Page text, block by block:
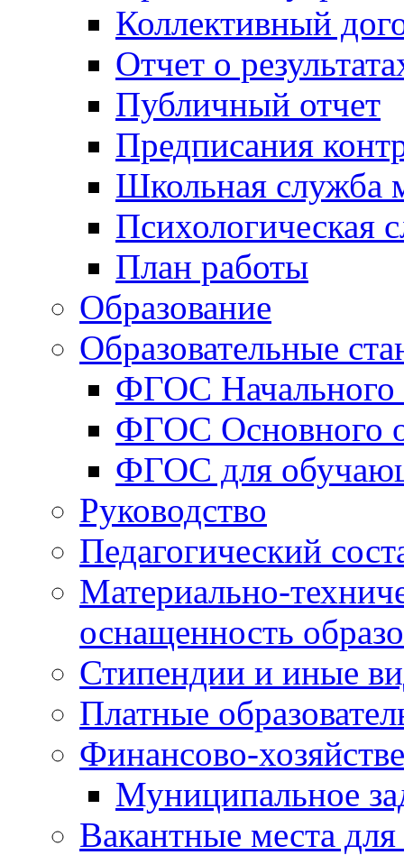
Коллективный
Отчет о
Публичный отчет
Предписания
Школьная служба
Психологическая
План работы
Образование
Образовательные
ФГОС Начального
ФГОС Основного
ФГОС для
Руководство
Педагогический
Материально-
оснащенность
Стипендии и иные
Платные
Финансово-
Муниципальное
Вакантные места